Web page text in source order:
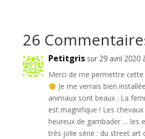
26
Petitgris sur 29 avril 2020
Merci de me permettre
Je me verrais bien
animaux sont beaux . La
est magnifique ! Les
heureux de gambader … les
très jolie série : du street art